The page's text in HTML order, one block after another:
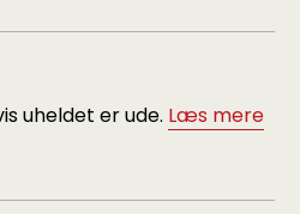
uheldet er ude. Læs mere